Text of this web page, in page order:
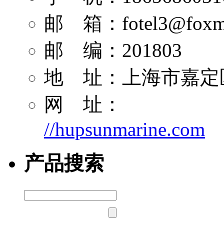
邮 箱：
邮 编：201803
地 址：上海市嘉定
网 址：
//hupsunmarine.com
产品搜索